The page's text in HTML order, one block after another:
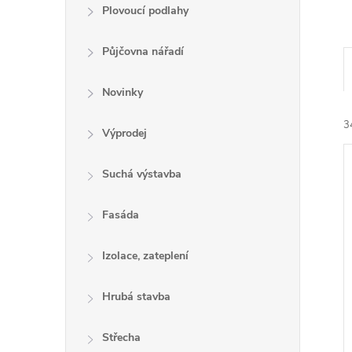
Plovoucí podlahy
Půjčovna nářadí
Novinky
Výprodej
Suchá výstavba
Fasáda
Izolace, zateplení
Hrubá stavba
Střecha
a